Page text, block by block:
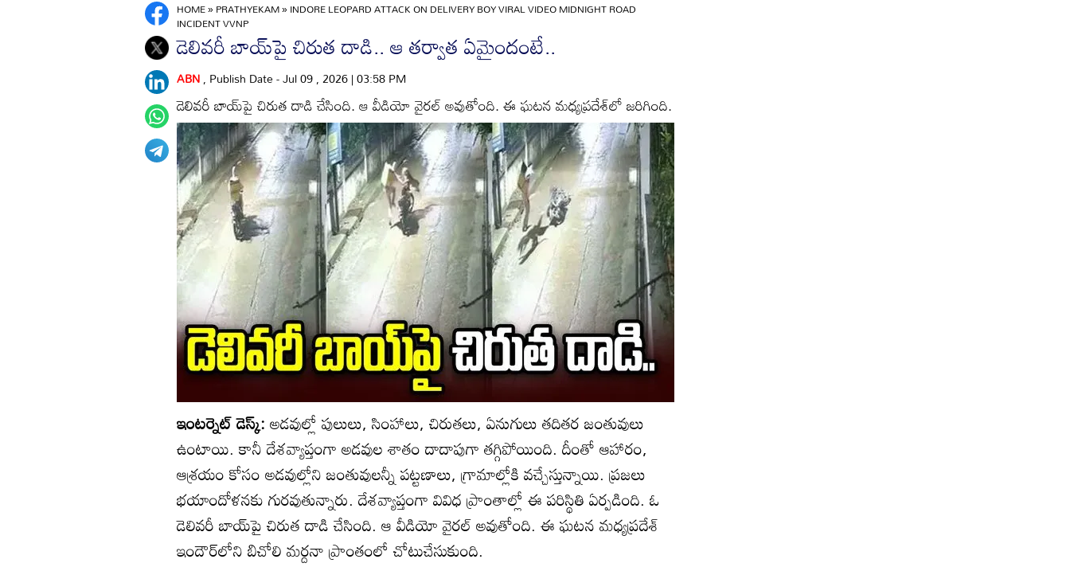
HOME»PRATHYEKAM»INDORE LEOPARD ATTACK ON DELIVERY BOY VIRAL VIDEO MIDNIGHT ROAD
INCIDENT VVNP
డెలివరీ బాయ్‌పై చిరుత దాడి.. ఆ తర్వాత ఏమైందంటే..
ABN, Publish Date - Jul 09 , 2026 | 03:58 PM
డెలివరీ బాయ్‌పై చిరుత దాడి చేసింది. ఆ వీడియో వైరల్ అవుతోంది. ఈ ఘటన మధ్యప్రదేశ్‌లో జరిగింది.
ఇంటర్నెట్ డెస్క్:అడవుల్లో పులులు, సింహాలు, చిరుతలు, ఏనుగులు తదితర జంతువులు
ఉంటాయి. కానీ దేశవ్యాప్తంగా అడవుల శాతం దాదాపుగా తగ్గిపోయింది. దీంతో ఆహారం,
ఆశ్రయం కోసం అడవుల్లోని జంతువులన్నీ పట్టణాలు, గ్రామాల్లోకి వచ్చేస్తున్నాయి. ప్రజలు
భయాందోళనకు గురవుతున్నారు. దేశవ్యాప్తంగా వివిధ ప్రాంతాల్లో ఈ పరిస్థితి ఏర్పడింది. ఓ
డెలివరీ బాయ్‌పై చిరుత దాడి చేసింది. ఆ వీడియో వైరల్ అవుతోంది. ఈ ఘటన మధ్యప్రదేశ్‌
ఇందౌర్‌లోని బిచోలి మర్దనా ప్రాంతంలో చోటుచేసుకుంది.